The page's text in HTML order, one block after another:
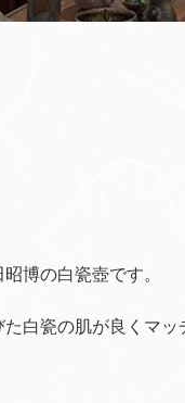
博の白瓷壺です。
白瓷の肌が良くマッ